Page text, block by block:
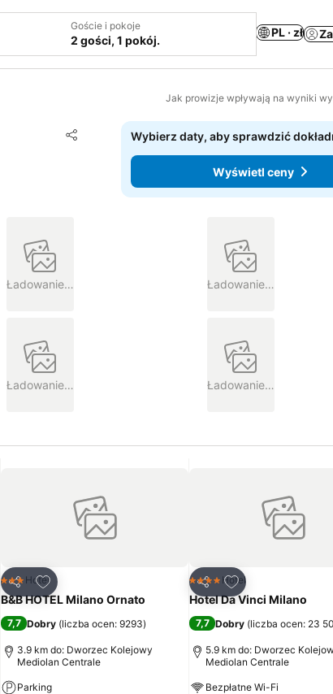
Goście i pokoje
2 gości, 1 pokój.
PL · zł
Jak prowizje wpływają na wyniki
Udostępnij
Dodaj do ulubionych
Wybierz daty, aby sprawdzić
Wyświetl ceny
Ładowanie… Ładowanie…
Ładowanie… Ładowanie…
Udostępnij
Dodaj do ulubionych
3 Kategoria
Hotel
B&B HOTEL Milano Ornato
7,7 Dobry (liczba ocen: 9293)
3.9 km do: Dworzec Kolejowy
Mediolan Centrale
Parking
Udostępnij
Dodaj do
4 Kategoria
Hotel
Hotel Da Vinci Milano
7,7 Dobry (liczba ocen: 23
5.9 km do: Dworzec
Mediolan Centrale
Bezpłatne Wi-Fi